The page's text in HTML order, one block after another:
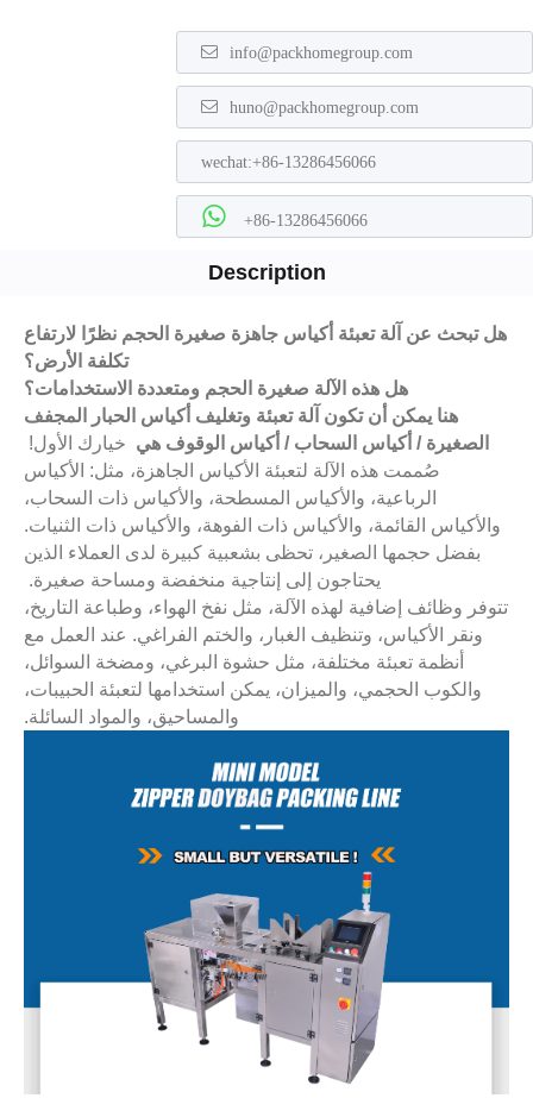
info@packhomegroup.com
huno@packhomegroup.com
wechat:+86-13286456066
+86-13286456066
Description
هل تبحث عن آلة تعبئة أكياس جاهزة صغيرة الحجم نظرًا لارتفاع
تكلفة الأرض؟
هل هذه الآلة صغيرة الحجم ومتعددة الاستخدامات؟
هنا يمكن أن تكون آلة تعبئة وتغليف أكياس الحبار المجفف
الصغيرة / أكياس السحاب / أكياس الوقوف هي خيارك الأول!
صُممت هذه الآلة لتعبئة الأكياس الجاهزة، مثل: الأكياس
الرباعية، والأكياس المسطحة، والأكياس ذات السحاب،
والأكياس القائمة، والأكياس ذات الفوهة، والأكياس ذات الثنيات.
بفضل حجمها الصغير، تحظى بشعبية كبيرة لدى العملاء الذين
يحتاجون إلى إنتاجية منخفضة ومساحة صغيرة.
تتوفر وظائف إضافية لهذه الآلة، مثل نفخ الهواء، وطباعة التاريخ،
ونقر الأكياس، وتنظيف الغبار، والختم الفراغي. عند العمل مع
أنظمة تعبئة مختلفة، مثل حشوة البرغي، ومضخة السوائل،
والكوب الحجمي، والميزان، يمكن استخدامها لتعبئة الحبيبات،
والمساحيق، والمواد السائلة.